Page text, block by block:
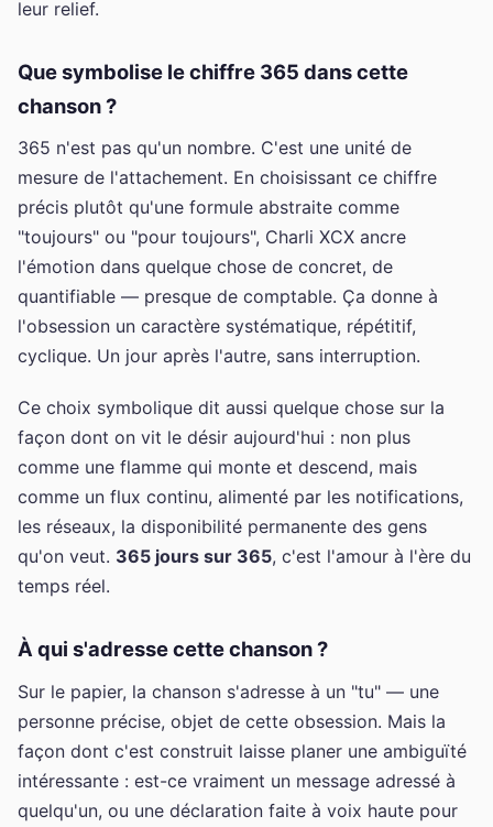
leur relief.
Que symbolise le chiffre 365 dans cette
chanson ?
365 n'est pas qu'un nombre. C'est une unité de
mesure de l'attachement. En choisissant ce chiffre
précis plutôt qu'une formule abstraite comme
"toujours" ou "pour toujours", Charli XCX ancre
l'émotion dans quelque chose de concret, de
quantifiable — presque de comptable. Ça donne à
l'obsession un caractère systématique, répétitif,
cyclique. Un jour après l'autre, sans interruption.
Ce choix symbolique dit aussi quelque chose sur la
façon dont on vit le désir aujourd'hui : non plus
comme une flamme qui monte et descend, mais
comme un flux continu, alimenté par les notifications,
les réseaux, la disponibilité permanente des gens
qu'on veut. 365 jours sur 365, c'est l'amour à l'ère du
temps réel.
À qui s'adresse cette chanson ?
Sur le papier, la chanson s'adresse à un "tu" — une
personne précise, objet de cette obsession. Mais la
façon dont c'est construit laisse planer une ambiguïté
intéressante : est-ce vraiment un message adressé à
quelqu'un, ou une déclaration faite à voix haute pour